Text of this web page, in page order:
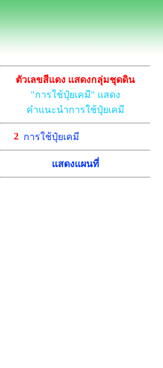
ตัวเลขสีแดง แสดงกลุ่มชุดดิน
"การใช้ปุ๋ยเคมี" แสดง
คำแนะนำการใช้ปุ๋ยเคมี
2 การใช้ปุ๋ยเคมี
แสดงแผนที่